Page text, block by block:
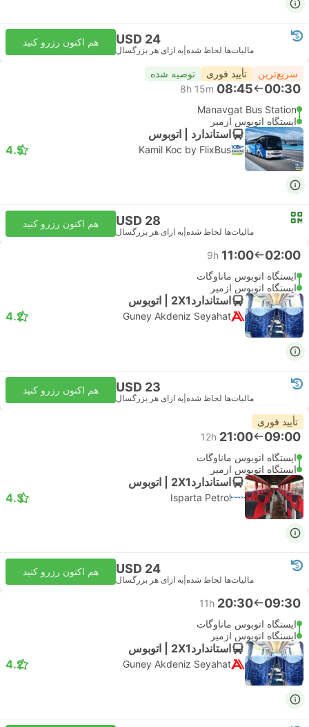
USD 24
مالیات‌ها لحاظ شده به ازای هر بزرگسال
هم اکنون رزرو کنید
سریع‌ترین تأیید فوری توصیه شده
00:30
08:45
8h 15m
Manavgat Bus Station
ایستگاه اتوبوس ازمیر
استاندارد | اتوبوس
Kamil Koc by FlixBus
4.5
USD 28
مالیات‌ها لحاظ شده به ازای هر بزرگسال
هم اکنون رزرو کنید
02:00
11:00
9h
ایستگاه اتوبوس ماناوگات
ایستگاه اتوبوس ازمیر
استاندارد2X1 | اتوبوس
Guney Akdeniz Seyahat
4.2
USD 23
مالیات‌ها لحاظ شده به ازای هر بزرگسال
هم اکنون رزرو کنید
تأیید فوری
09:00
21:00
12h
ایستگاه اتوبوس ماناوگات
ایستگاه اتوبوس ازمیر
استاندارد2X1 | اتوبوس
Isparta Petrol
4.3
USD 24
مالیات‌ها لحاظ شده به ازای هر بزرگسال
هم اکنون رزرو کنید
09:30
20:30
11h
ایستگاه اتوبوس ماناوگات
ایستگاه اتوبوس ازمیر
استاندارد2X1 | اتوبوس
Guney Akdeniz Seyahat
4.2